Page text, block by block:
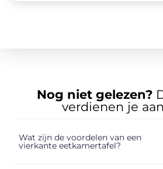
Nog niet gelezen?
verdienen je
Wat zijn de voordelen van een
vierkante eetkamertafel?